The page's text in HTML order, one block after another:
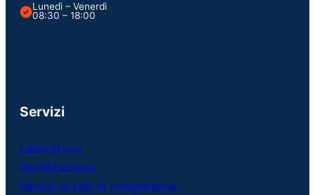
Lunedì – Venerdì
08:30 – 18:00
Servizi
Laboratorio
Certificazione
Servizi di test di competenza